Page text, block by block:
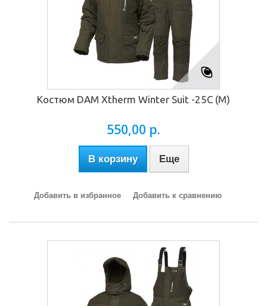
Костюм DAM Xtherm Winter Suit -25C (М)
550,00 р.
В корзину Еще
Добавить в избранное Добавить к сравнению